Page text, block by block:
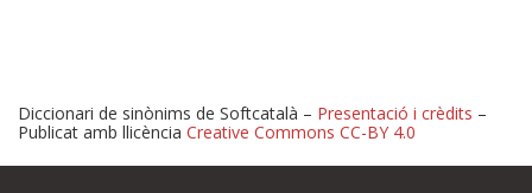
Diccionari de sinònims de Softcatalà – Presentació i crèdits –
Publicat amb llicència Creative Commons CC-BY 4.0